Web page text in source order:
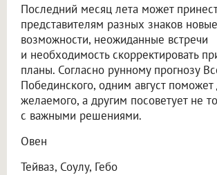
Последний месяц лета может
представителям разных знаков новые
возможности, неожиданные встречи
и необходимость скорректировать
планы. Согласно рунному прогнозу
Побединского, одним август поможет
желаемого, а другим посоветует не
с важными решениями.
Овен
Тейваз, Соулу, Гебо